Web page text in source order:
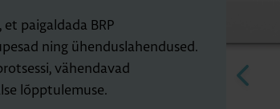
paigaldada BRP
ning ühenduslahendused.
vähendavad
lõpptulemuse.